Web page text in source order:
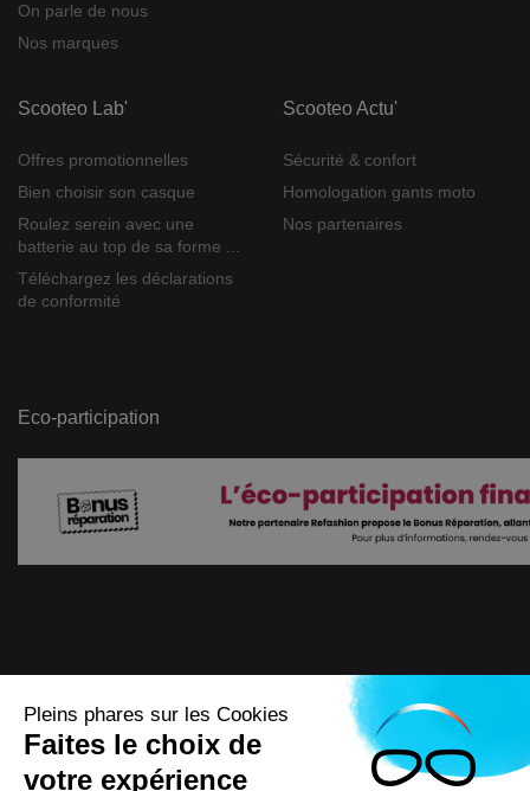
On parle de nous
Nos marques
Scooteo Lab'
Offres promotionnelles
Bien choisir son casque
Roulez serein avec une
batterie au top de sa forme ...
Téléchargez les déclarations
de conformité
Scooteo Actu'
Sécurité & confort
Homologation gants moto
Nos partenaires
Eco-participation
Pleins phares sur les Cookies
Faites le choix de
votre expérience